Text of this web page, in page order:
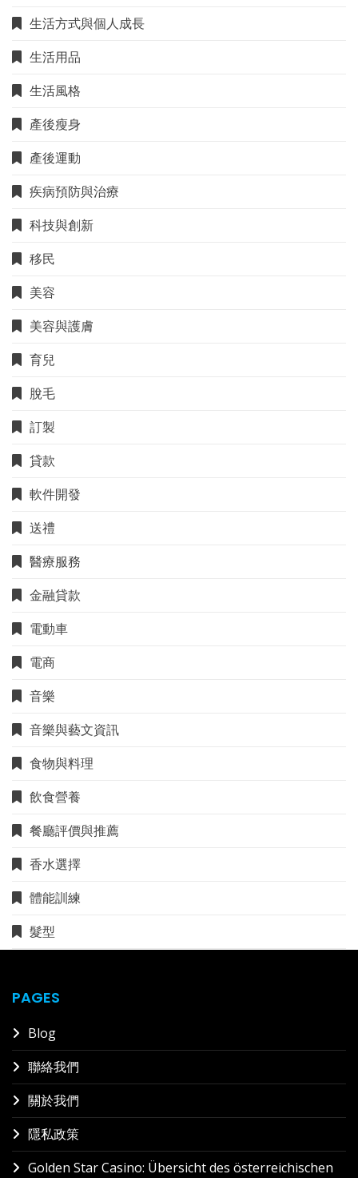
生活方式與個人成長
生活用品
生活風格
產後瘦身
產後運動
疾病預防與治療
科技與創新
移民
美容
美容與護膚
育兒
脫毛
訂製
貸款
軟件開發
送禮
醫療服務
金融貸款
電動車
電商
音樂
音樂與藝文資訊
食物與料理
飲食營養
餐廳評價與推薦
香水選擇
體能訓練
髮型
PAGES
Blog
聯絡我們
關於我們
隱私政策
Golden Star Casino: Übersicht des österreichischen